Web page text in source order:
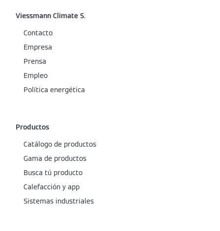
Viessmann Climate S.
Contacto
Empresa
Prensa
Empleo
Política energética
Productos
Catálogo de productos
Gama de productos
Busca tú producto
Calefacción y app
Sistemas industriales